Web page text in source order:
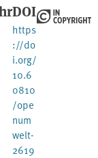
DOI
https
://do
i.org/
10.6
0810
/ope
num
welt-
2619